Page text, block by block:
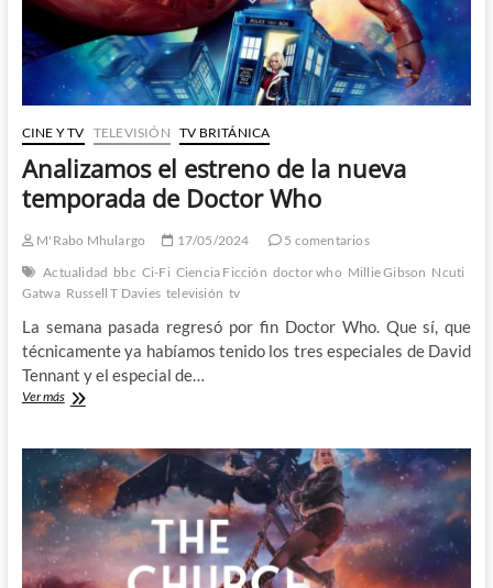
CINE Y TV TELEVISIÓN TV BRITÁNICA
Analizamos el estreno de la nueva
temporada de Doctor Who
M'Rabo Mhulargo 17/05/2024
5 comentarios
Actualidad bbc Ci-Fi Ciencia Ficción doctor who Millie Gibson Ncuti
Gatwa Russell T Davies televisión tv
La semana pasada regresó por fin Doctor Who. Que sí, que
técnicamente ya habíamos tenido los tres especiales de David
Tennant y el especial de…
Ver másAnalizamos
de
la
nueva
temporada
de
Doctor
Who